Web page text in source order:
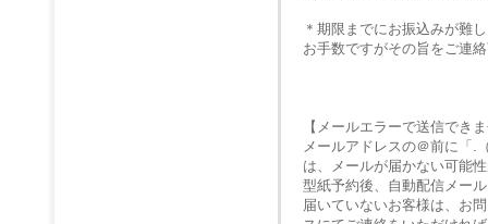
＊期限までにお振込みが難
お手数ですがその旨をご連
【メールエラーで送信でき
メールアドレスの＠前に「.
は、メールが届かない可能
型紙予約後、自動配信メー
届いていないお客様は、お